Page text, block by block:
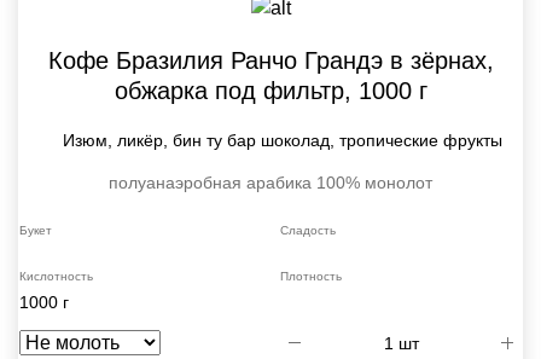
Кофе Бразилия Ранчо Грандэ в зёрнах,
обжарка под фильтр, 1000 г
Изюм, ликёр, бин ту бар шоколад, тропические фрукты
полуанаэробная арабика 100% монолот
Букет Сладость
Кислотность Плотность
1000 г